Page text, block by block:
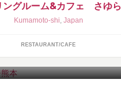
ングルーム&カフェ さゆら
Kumamoto-shi, Japan
RESTAURANT/CAFE